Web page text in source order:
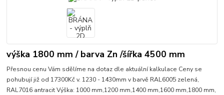
výška 1800 mm / barva Zn /šířka 4500 mm
Přesnou cenu Vám sdělíme na dotaz dle aktuální kalkulace Ceny se
pohubují již od 17300Kč v. 1230 - 1430mm v barvě RAL6005 zelená,
RAL7016 antracit Výška: 1000 mm,1200 mm,1400 mm,1600 mm,1800 mm,